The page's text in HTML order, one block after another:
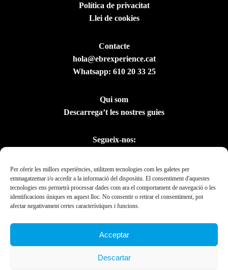
Per oferir les millors experiències, utilitzem tecnologies com les galetes per
emmagatzemar i/o accedir a la informació del dispositiu. El consentiment d'aquestes
tecnologies ens permetrà processar dades com ara el comportament de navegació o les
identificacions úniques en aquest lloc. No consentir o retirar el consentiment, pot
afectar negativament certes característiques i funcions.
Acceptar
Descartar
Política de privacitat
Llei de cookies
Contacte
hola@ebrexperience.cat
Whatsapp: 610 20 33 25
Qui som
Descarrega’t les nostres guies
Segueix-nos: